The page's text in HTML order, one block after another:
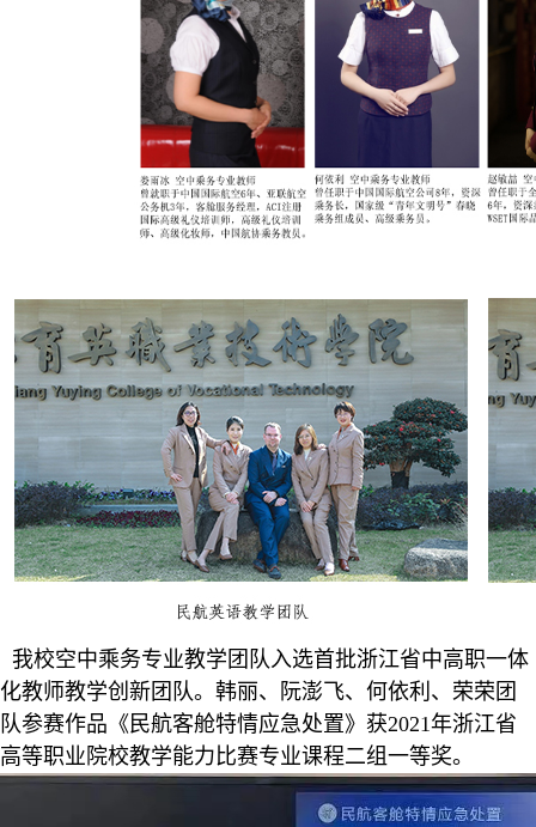
我校空中乘务专业教学团队入选首批浙江省中高职一体
化教师教学创新团队。韩丽、阮澎飞、何依利、荣荣团
队参赛作品《民航客舱特情应急处置》获2021年浙江省
高等职业院校教学能力比赛专业课程二组一等奖。